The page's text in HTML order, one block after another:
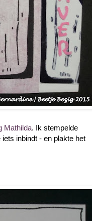
Mathilda. Ik stempelde
inbindt - en plakte het